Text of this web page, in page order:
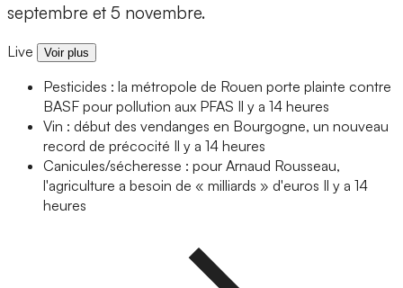
septembre et 5 novembre.
Live Voir plus
Pesticides : la métropole de Rouen porte plainte contre
BASF pour pollution aux PFAS Il y a 14 heures
Vin : début des vendanges en Bourgogne, un nouveau
record de précocité Il y a 14 heures
Canicules/sécheresse : pour Arnaud Rousseau,
l'agriculture a besoin de « milliards » d'euros Il y a 14
heures